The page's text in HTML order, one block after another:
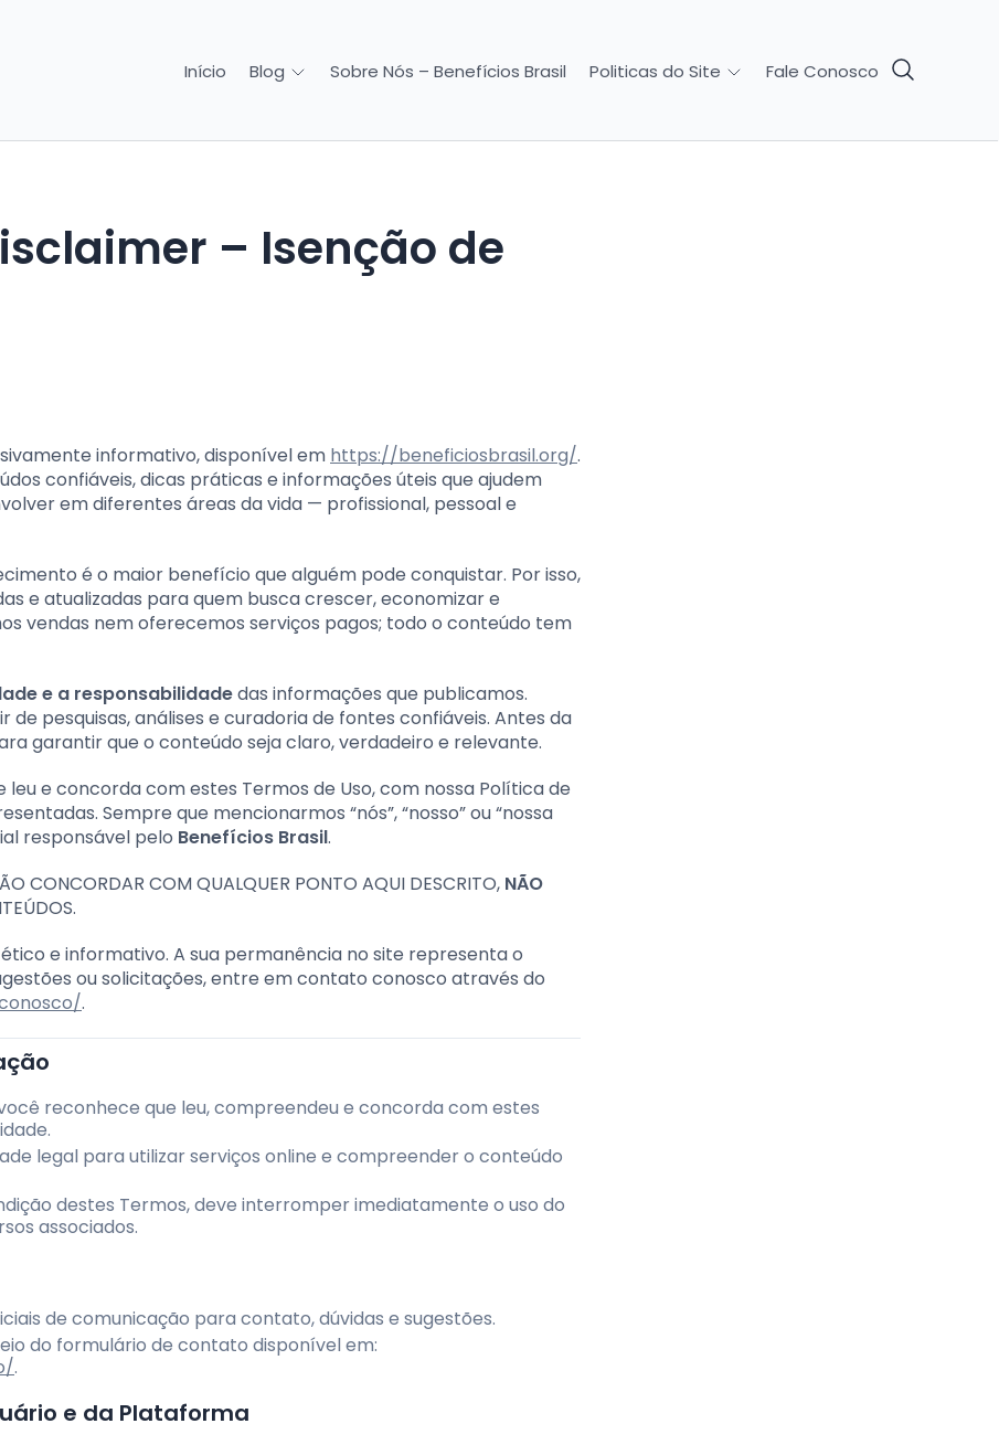
Início Blog Sobre Nós – Benefícios Brasil Politicas do Site Fale Conosco
informativo, disponível em https://beneficiosbrasil.org/.
confiáveis, dicas práticas e informações úteis que ajudem
em diferentes áreas da vida — profissional, pessoal e
é o maior benefício que alguém pode conquistar. Por isso,
e atualizadas para quem busca crescer, economizar e
vendas nem oferecemos serviços pagos; todo o conteúdo tem
e a responsabilidadedas informações que publicamos.
pesquisas, análises e curadoria de fontes confiáveis. Antes da
garantir que o conteúdo seja claro, verdadeiro e relevante.
e concorda com estes Termos de Uso, com nossa Política de
Sempre que mencionarmos “nós”, “nosso” ou “nossa
responsável pelo Benefícios Brasil.
CONCORDAR COM QUALQUER PONTO AQUI DESCRITO, NÃO
e informativo. A sua permanência no site representa o
ou solicitações, entre em contato conosco através do
.
reconhece que leu, compreendeu e concorda com estes
legal para utilizar serviços online e compreender o conteúdo
destes Termos, deve interromper imediatamente o uso do
associados.
de comunicação para contato, dúvidas e sugestões.
do formulário de contato disponível em:
.
e da Plataforma